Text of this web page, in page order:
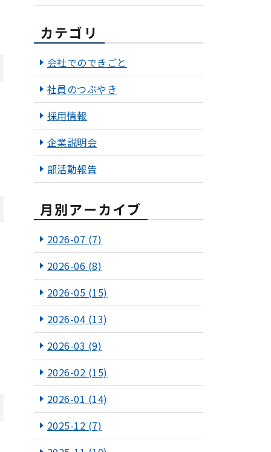
カテゴリ
会社でのできごと
社員のつぶやき
採用情報
企業説明会
部活動報告
月別アーカイブ
2026-07 (7)
2026-06 (8)
2026-05 (15)
2026-04 (13)
2026-03 (9)
2026-02 (15)
2026-01 (14)
2025-12 (7)